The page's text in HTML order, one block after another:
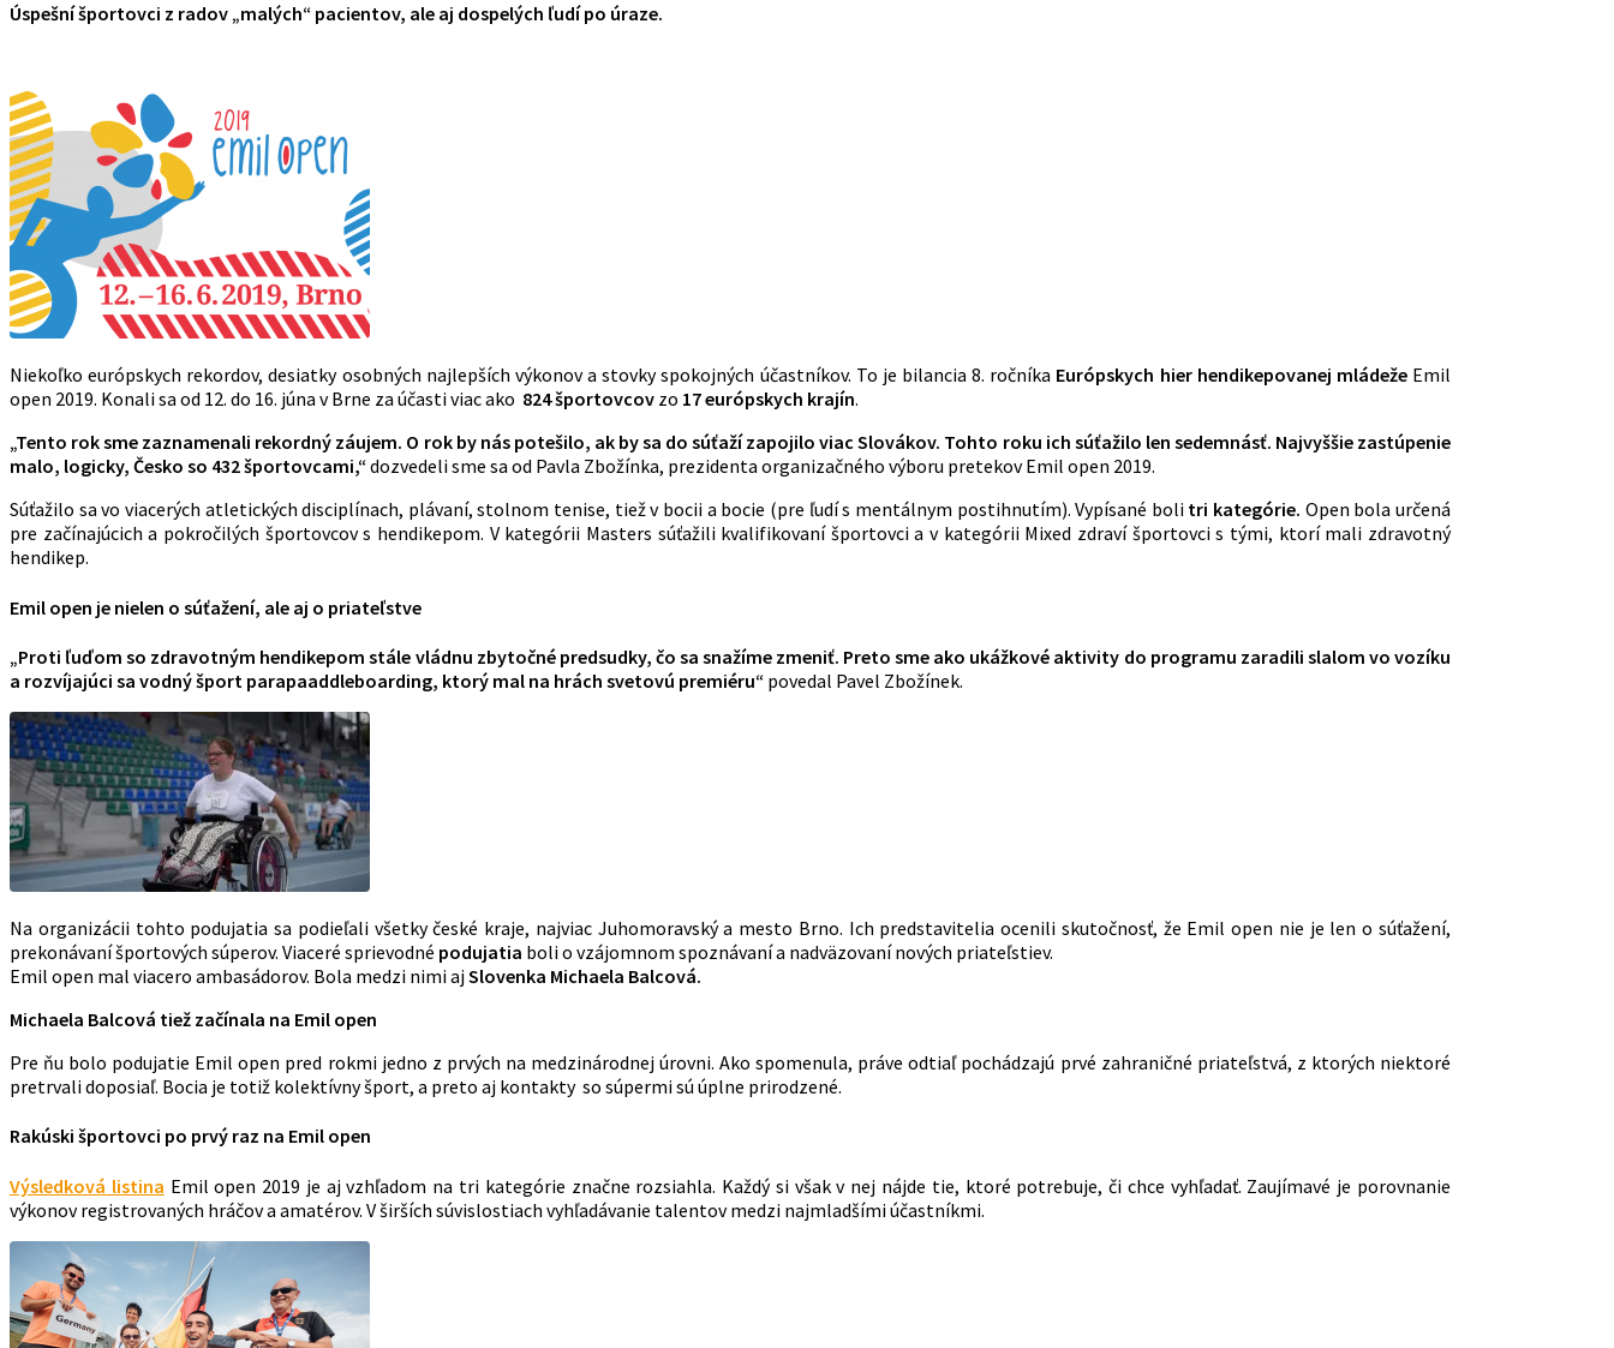
Úspešní športovci z radov „malých“ pacientov, ale aj dospelých ľudí po úraze.
Niekoľko európskych rekordov, desiatky osobných najlepších výkonov a stovky spokojných účastníkov. To je bilancia 8. ročníka Európskych hier hendikepovanej mládežeEmil
open 2019. Konali sa od 12. do 16. júna v Brne za účasti viac ako 824 športovcov zo 17európskych krajín.
„Tento rok sme zaznamenali rekordný záujem. O rok by nás potešilo, ak by sa do súťaží zapojilo viac Slovákov. Tohto roku ich súťažilo len sedemnásť. Najvyššie zastúpenie
malo, logicky, Česko so 432 športovcami,“dozvedeli sme sa od Pavla Zbožínka, prezidenta organizačného výboru pretekov Emil open 2019.
Súťažilo sa vo viacerých atletických disciplínach, plávaní, stolnom tenise, tiež v bocii a bocie (pre ľudí s mentálnym postihnutím). Vypísané boli tri kategórie. Open bola určená
pre začínajúcich a pokročilých športovcov s hendikepom. V kategórii Masters súťažili kvalifikovaní športovci a v kategórii Mixed zdraví športovci s tými, ktorí mali zdravotný
hendikep.
Emil open je nielen o súťažení, ale aj o priateľstve
„Proti ľuďom so zdravotným hendikepom stále vládnu zbytočné predsudky, čo sa snažíme zmeniť. Preto sme ako ukážkové aktivity do programu zaradili slalom vo vozíku
a rozvíjajúci sa vodný šport parapaaddleboarding, ktorý mal na hrách svetovú premiéru“ povedal Pavel Zbožínek.
Na organizácii tohto podujatia sa podieľali všetky české kraje, najviac Juhomoravský a mesto Brno. Ich predstavitelia ocenili skutočnosť, že Emil open nie je len o súťažení,
prekonávaní športových súperov. Viaceré sprievodné podujatia boli o vzájomnom spoznávaní a nadväzovaní nových priateľstiev.
Emil open mal viacero ambasádorov. Bola medzi nimi ajSlovenka Michaela Balcová.
Michaela Balcová tiež začínala na Emil open
Pre ňu bolo podujatie Emil open pred rokmi jedno z prvých na medzinárodnej úrovni. Ako spomenula, práve odtiaľ pochádzajú prvé zahraničné priateľstvá, z ktorých niektoré
pretrvali doposiaľ. Bocia je totiž kolektívny šport, a preto aj kontakty so súpermi sú úplne prirodzené.
Rakúski športovci po prvý raz na Emil open
Výsledková listina Emil open 2019 je aj vzhľadom na tri kategórie značne rozsiahla. Každý si však v nej nájde tie, ktoré potrebuje, či chce vyhľadať. Zaujímavé je porovnanie
výkonov registrovaných hráčov a amatérov. V širších súvislostiach vyhľadávanie talentov medzi najmladšími účastníkmi.